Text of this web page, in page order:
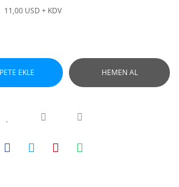
11,00 USD + KDV
EKLE HEMEN AL